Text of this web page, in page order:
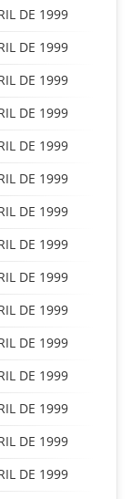
DE 1999
DE 1999
DE 1999
DE 1999
DE 1999
DE 1999
DE 1999
DE 1999
DE 1999
DE 1999
DE 1999
DE 1999
DE 1999
DE 1999
DE 1999